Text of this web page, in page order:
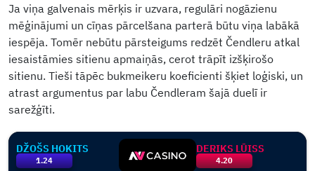
Ja viņa galvenais mērķis ir uzvara, regulāri nogāzienu
mēģinājumi un cīņas pārcelšana parterā būtu viņa labākā
iespēja. Tomēr nebūtu pārsteigums redzēt Čendleru atkal
iesaistāmies sitienu apmaiņās, cerot trāpīt izšķirošo
sitienu. Tieši tāpēc bukmeikeru koeficienti šķiet loģiski, un
atrast argumentus par labu Čendleram šajā duelī ir
sarežģīti.
DŽOŠS HOKITS
1.24 4.20
DERIKS LŪISS